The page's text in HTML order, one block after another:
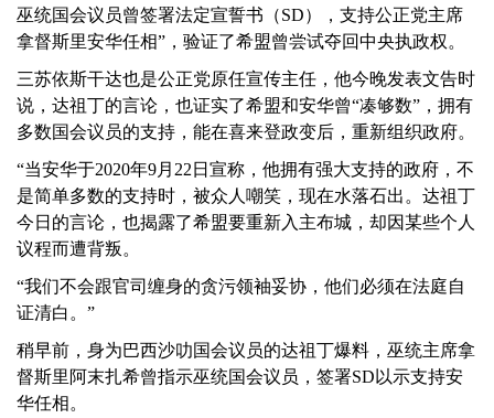
巫统国会议员曾签署法定宣誓书（SD），支持公正党主席
拿督斯里安华任相”，验证了希盟曾尝试夺回中央执政权。
三苏依斯干达也是公正党原任宣传主任，他今晚发表文告时
说，达祖丁的言论，也证实了希盟和安华曾“凑够数”，拥有
多数国会议员的支持，能在喜来登政变后，重新组织政府。
“当安华于2020年9月22日宣称，他拥有强大支持的政府，不
是简单多数的支持时，被众人嘲笑，现在水落石出。达祖丁
今日的言论，也揭露了希盟要重新入主布城，却因某些个人
议程而遭背叛。
“我们不会跟官司缠身的贪污领袖妥协，他们必须在法庭自
证清白。”
稍早前，身为巴西沙叻国会议员的达祖丁爆料，巫统主席拿
督斯里阿末扎希曾指示巫统国会议员，签署SD以示支持安
华任相。